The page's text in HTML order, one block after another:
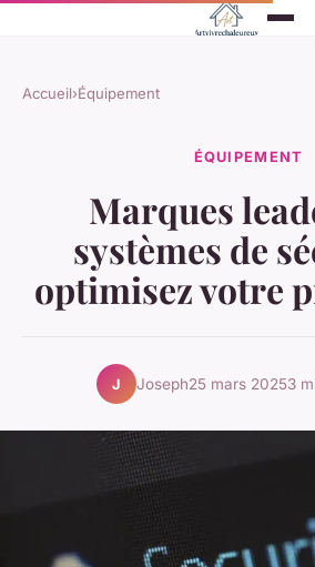
Accueil›Équipement
ÉQUIPEMENT
Marques
systèmes de
optimisez votre
J Joseph25 mars 20253